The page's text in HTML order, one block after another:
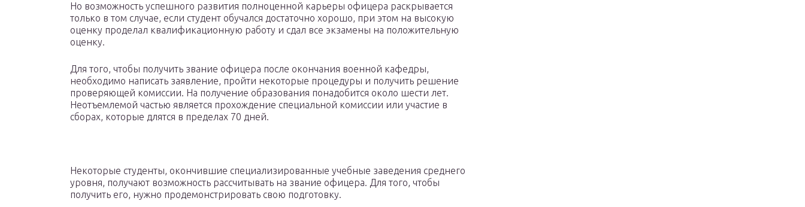
Но возможность успешного развития полноценной карьеры офицера раскрывается
только в том случае, если студент обучался достаточно хорошо, при этом на высокую
оценку проделал квалификационную работу и сдал все экзамены на положительную
оценку.
Для того, чтобы получить звание офицера после окончания военной кафедры,
необходимо написать заявление, пройти некоторые процедуры и получить решение
проверяющей комиссии. На получение образования понадобится около шести лет.
Неотъемлемой частью является прохождение специальной комиссии или участие в
сборах, которые длятся в пределах 70 дней.
Некоторые студенты, окончившие специализированные учебные заведения среднего
уровня, получают возможность рассчитывать на звание офицера. Для того, чтобы
получить его, нужно продемонстрировать свою подготовку.